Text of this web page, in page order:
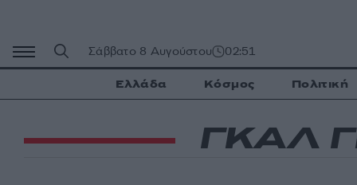
περιεχόμενο
Σάββατο 8 Αυγούστου 02:51
Ελλάδα Κόσμος Πολιτική
ΓΚΑΛ